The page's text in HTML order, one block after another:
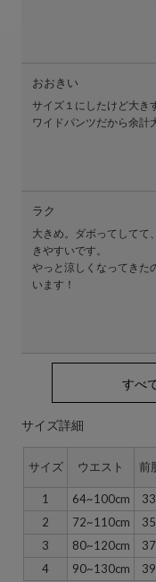
おおきい
サイズ１にしたけど大き
ワイドパンツだから余計
ラク
大きめ。ダボってしてて
きやすいです。
やっと涼しくなってきた
います！
すべ
サイズ詳細
サイズ ウエスト 前
1 64~100cm
2
72~110cm
3
80~120cm
4
90~130cm